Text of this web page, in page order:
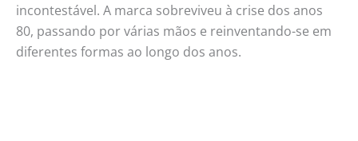
incontestável. A marca sobreviveu à crise dos anos
80, passando por várias mãos e reinventando-se em
diferentes formas ao longo dos anos.